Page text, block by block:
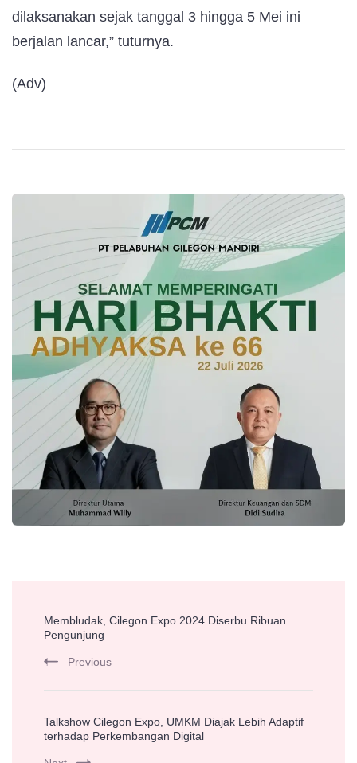
dilaksanakan sejak tanggal 3 hingga 5 Mei ini
berjalan lancar,” tuturnya.
(Adv)
Navigation
Membludak, Cilegon Expo 2024 Diserbu Ribuan
Pengunjung
Previous
Talkshow Cilegon Expo, UMKM Diajak Lebih Adaptif
terhadap Perkembangan Digital